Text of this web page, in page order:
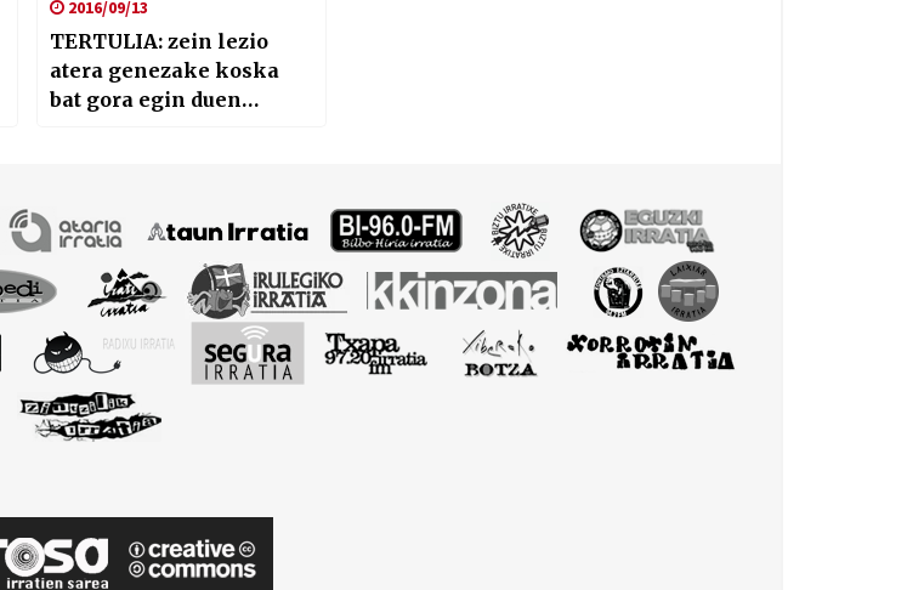
2016/09/13
TERTULIA: zein lezio
atera genezake koska
bat gora egin duen